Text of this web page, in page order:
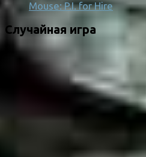
Mouse: P.I. for Hire
Случайная игра